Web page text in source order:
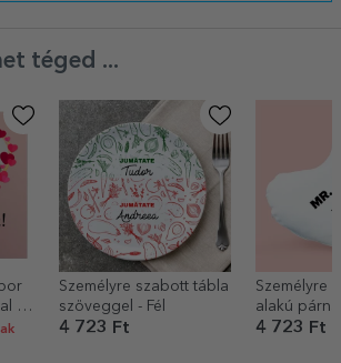
téged ...
-
Személyre szabott tábla
szöveggel - Fél
4 723 Ft
Személyre
alakú
4 723 Ft